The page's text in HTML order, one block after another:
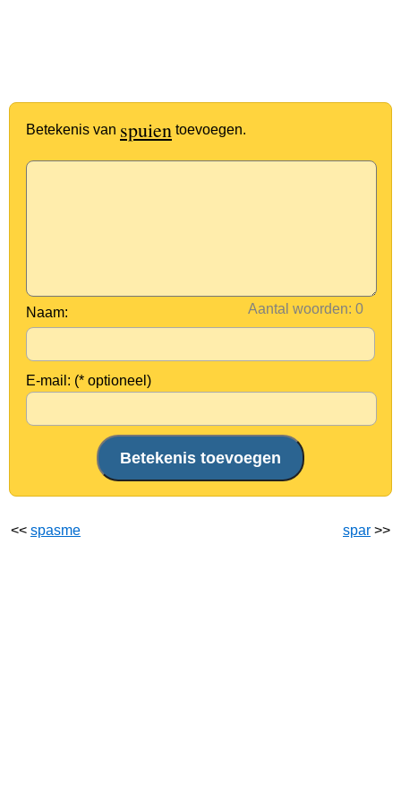
Betekenis van spuien toevoegen.
Aantal woorden:
Naam:
E-mail: (* optioneel)
<< spasme spar >>